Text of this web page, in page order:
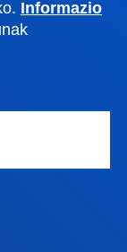
Informazio